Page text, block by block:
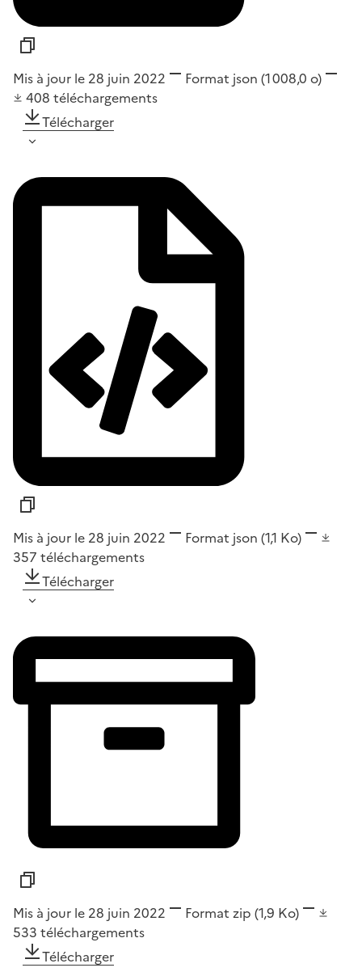
Mis à jour le 28 juin 2022 Format json (1 008,0 o)
408 téléchargements
Télécharger
Mis à jour le 28 juin 2022 Format json (1,1 Ko)
357 téléchargements
Télécharger
Mis à jour le 28 juin 2022 Format zip (1,9 Ko)
533 téléchargements
Télécharger